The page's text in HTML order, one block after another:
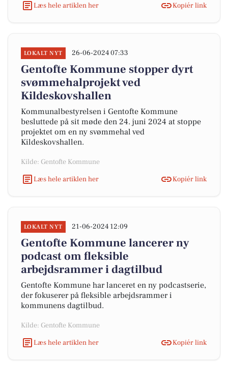
Læs hele artiklen her
Kopiér link
LOKALT NYT 26-06-2024 07:33
Gentofte Kommune stopper dyrt
svømmehalprojekt ved
Kildeskovshallen
Kommunalbestyrelsen i Gentofte Kommune
besluttede på sit møde den 24. juni 2024 at stoppe
projektet om en ny svømmehal ved
Kildeskovshallen.
Kilde: Gentofte Kommune
Læs hele artiklen her
Kopiér link
LOKALT NYT 21-06-2024 12:09
Gentofte Kommune lancerer ny
podcast om fleksible
arbejdsrammer i dagtilbud
Gentofte Kommune har lanceret en ny podcastserie,
der fokuserer på fleksible arbejdsrammer i
kommunens dagtilbud.
Kilde: Gentofte Kommune
Læs hele artiklen her
Kopiér link